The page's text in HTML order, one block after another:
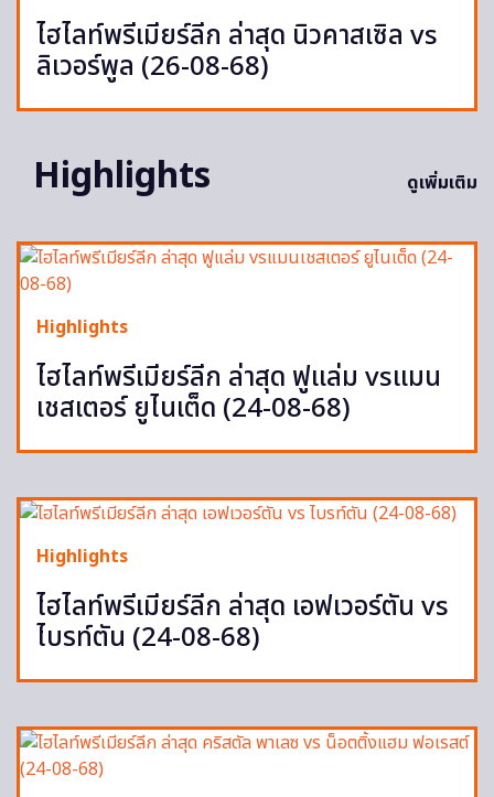
ไฮไลท์พรีเมียร์ลีก ล่าสุด นิวคาสเซิล vs
ลิเวอร์พูล (26-08-68)
Highlights ดูเพิ่มเติม
Highlights
ไฮไลท์พรีเมียร์ลีก ล่าสุด ฟูแล่ม vsแมน
เชสเตอร์ ยูไนเต็ด (24-08-68)
Highlights
ไฮไลท์พรีเมียร์ลีก ล่าสุด เอฟเวอร์ตัน vs
ไบรท์ตัน (24-08-68)